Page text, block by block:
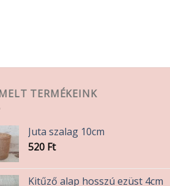
TERMÉKEINK
Juta szalag 10cm
520 Ft
Kitűző alap hosszú ezüst 4cm